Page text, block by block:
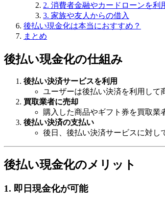
2. 消費者金融やカードローンを利
3. 家族や友人からの借入
後払い現金化は本当におすすめ？
まとめ
後払い現金化の仕組み
後払い決済サービスを利用
ユーザーは後払い決済を利用して
買取業者に売却
購入した商品やギフト券を買取業
後払い決済の支払い
後日、後払い決済サービスに対し
後払い現金化のメリット
1. 即日現金化が可能